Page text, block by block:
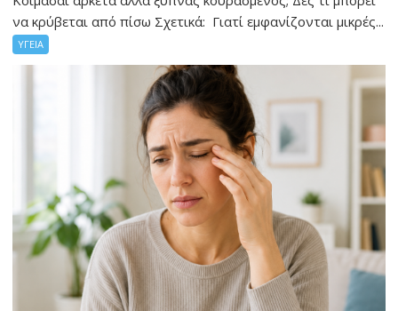
να κρύβεται από πίσω Σχετικά: Γιατί εμφανίζονται μικρές...
ΥΓΕΙΑ